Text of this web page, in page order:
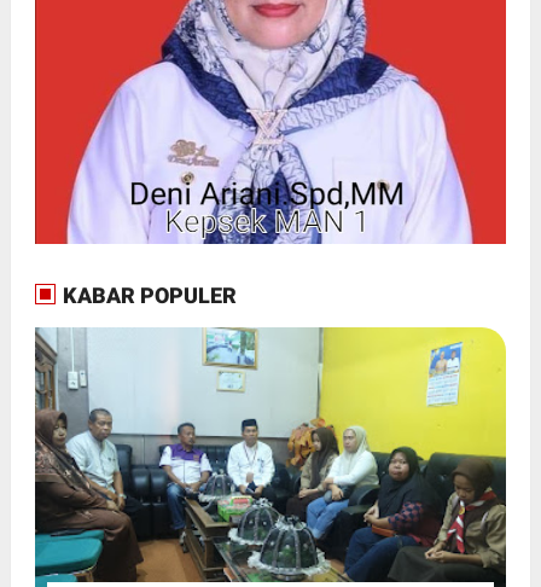
KABAR POPULER